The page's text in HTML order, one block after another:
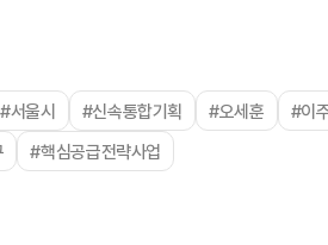
#서울시 #신속통합기획 #오세훈
#이
#핵심공급전략사업